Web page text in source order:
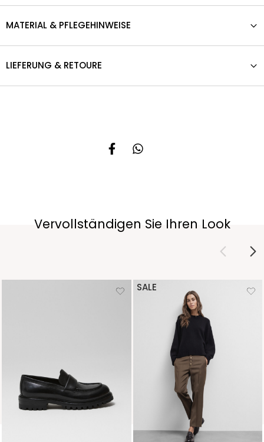
MATERIAL & PFLEGEHINWEISE
LIEFERUNG & RETOURE
Vervollständigen Sie Ihren Look
SALE